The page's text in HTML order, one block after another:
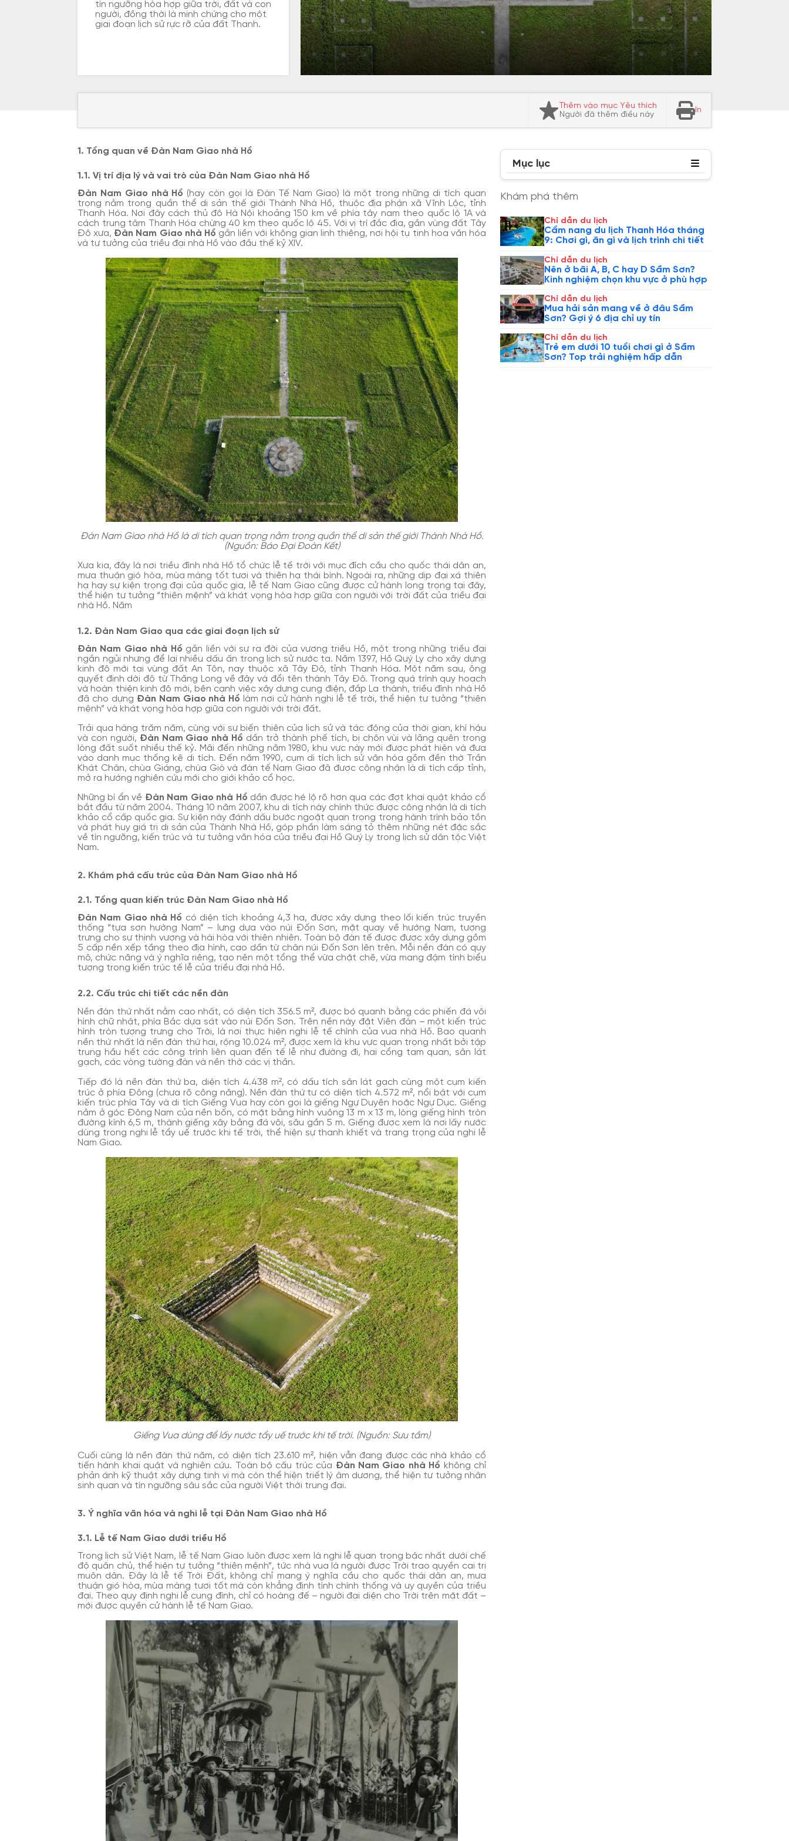
tín ngưỡng hòa hợp giữa trời, đất và con
người, đồng thời là minh chứng cho một
giai đoạn lịch sử rực rỡ của đất Thanh.
Thêm vào mục Yêu thích
Người đã thêm điều này
In
1. Tổng quan về Đàn Nam Giao nhà Hồ
1.1. Vị trí địa lý và vai trò của Đàn Nam Giao nhà Hồ
Đàn Nam Giao nhà Hồ (hay còn gọi là Đàn Tế Nam Giao) là một trong những di tích quan
trọng nằm trong quần thể di sản thế giới Thành Nhà Hồ, thuộc địa phận xã Vĩnh Lộc, tỉnh
Thanh Hóa. Nơi đây cách thủ đô Hà Nội khoảng 150 km về phía tây nam theo quốc lộ 1A và
cách trung tâm Thanh Hóa chừng 40 km theo quốc lộ 45. Với vị trí đắc địa, gần vùng đất Tây
Đô xưa, Đàn Nam Giao nhà Hồ gắn liền với không gian linh thiêng, nơi hội tụ tinh hoa văn hóa
và tư tưởng của triều đại nhà Hồ vào đầu thế kỷ XIV.
Đàn Nam Giao nhà Hồ là di tích quan trọng nằm trong quần thể di sản thế giới Thành Nhà Hồ.
(Nguồn: Báo Đại Đoàn Kết)
Xưa kia, đây là nơi triều đình nhà Hồ tổ chức lễ tế trời với mục đích cầu cho quốc thái dân an,
mưa thuận gió hòa, mùa màng tốt tươi và thiên hạ thái bình. Ngoài ra, những dịp đại xá thiên
hạ hay sự kiện trọng đại của quốc gia, lễ tế Nam Giao cũng được cử hành long trọng tại đây,
thể hiện tư tưởng “thiên mệnh” và khát vọng hòa hợp giữa con người với trời đất của triều đại
nhà Hồ. Năm
1.2. Đàn Nam Giao qua các giai đoạn lịch sử
Đàn Nam Giao nhà Hồ gắn liền với sự ra đời của vương triều Hồ, một trong những triều đại
ngắn ngủi nhưng để lại nhiều dấu ấn trong lịch sử nước ta. Năm 1397, Hồ Quý Ly cho xây dựng
kinh đô mới tại vùng đất An Tôn, nay thuộc xã Tây Đô, tỉnh Thanh Hóa. Một năm sau, ông
quyết định dời đô từ Thăng Long về đây và đổi tên thành Tây Đô. Trong quá trình quy hoạch
và hoàn thiện kinh đô mới, bên cạnh việc xây dựng cung điện, đắp La thành, triều đình nhà Hồ
đã cho dựng Đàn Nam Giao nhà Hồ làm nơi cử hành nghi lễ tế trời, thể hiện tư tưởng “thiên
mệnh” và khát vọng hòa hợp giữa con người với trời đất.
Trải qua hàng trăm năm, cùng với sự biến thiên của lịch sử và tác động của thời gian, khí hậu
và con người, Đàn Nam Giao nhà Hồ dần trở thành phế tích, bị chôn vùi và lãng quên trong
lòng đất suốt nhiều thế kỷ. Mãi đến những năm 1980, khu vực này mới được phát hiện và đưa
vào danh mục thống kê di tích. Đến năm 1990, cụm di tích lịch sử văn hóa gồm đền thờ Trần
Khát Chân, chùa Giáng, chùa Giò và đàn tế Nam Giao đã được công nhận là di tích cấp tỉnh,
mở ra hướng nghiên cứu mới cho giới khảo cổ học.
Những bí ẩn về Đàn Nam Giao nhà Hồ dần được hé lộ rõ hơn qua các đợt khai quật khảo cổ
bắt đầu từ năm 2004. Tháng 10 năm 2007, khu di tích này chính thức được công nhận là di tích
khảo cổ cấp quốc gia. Sự kiện này đánh dấu bước ngoặt quan trọng trong hành trình bảo tồn
và phát huy giá trị di sản của Thành Nhà Hồ, góp phần làm sáng tỏ thêm những nét đặc sắc
về tín ngưỡng, kiến trúc và tư tưởng văn hóa của triều đại Hồ Quý Ly trong lịch sử dân tộc Việt
Nam.
2. Khám phá cấu trúc của Đàn Nam Giao nhà Hồ
2.1. Tổng quan kiến trúc Đàn Nam Giao nhà Hồ
Đàn Nam Giao nhà Hồ có diện tích khoảng 4,3 ha, được xây dựng theo lối kiến trúc truyền
thống “tựa sơn hướng Nam” – lưng dựa vào núi Đốn Sơn, mặt quay về hướng Nam, tượng
trưng cho sự thịnh vượng và hài hòa với thiên nhiên. Toàn bộ đàn tế được được xây dựng gồm
5 cấp nền xếp tầng theo địa hình, cao dần từ chân núi Đốn Sơn lên trên. Mỗi nền đàn có quy
mô, chức năng và ý nghĩa riêng, tạo nên một tổng thể vừa chặt chẽ, vừa mang đậm tính biểu
tượng trong kiến trúc tế lễ của triều đại nhà Hồ.
2.2. Cấu trúc chi tiết các nền đàn
Nền đàn thứ nhất nằm cao nhất, có diện tích 356.5 m², được bó quanh bằng các phiến đá vôi
hình chữ nhật, phía Bắc dựa sát vào núi Đốn Sơn. Trên nền này đặt Viên đàn – một kiến trúc
hình tròn tượng trưng cho Trời, là nơi thực hiện nghi lễ tế chính của vua nhà Hồ. Bao quanh
nền thứ nhất là nền đàn thứ hai, rộng 10.024 m², được xem là khu vực quan trọng nhất bởi tập
trung hầu hết các công trình liên quan đến tế lễ như đường đi, hai cổng tam quan, sân lát
gạch, các vòng tường đàn và nền thờ các vị thần.
Tiếp đó là nền đàn thứ ba, diện tích 4.438 m², có dấu tích sân lát gạch cùng một cụm kiến
trúc ở phía Đông (chưa rõ công năng). Nền đàn thứ tư có diện tích 4.572 m², nổi bật với cụm
kiến trúc phía Tây và di tích Giếng Vua hay còn gọi là giếng Ngự Duyên hoặc Ngự Dục. Giếng
nằm ở góc Đông Nam của nền bốn, có mặt bằng hình vuông 13 m x 13 m, lòng giếng hình tròn
đường kính 6,5 m, thành giếng xây bằng đá vôi, sâu gần 5 m. Giếng được xem là nơi lấy nước
dùng trong nghi lễ tẩy uế trước khi tế trời, thể hiện sự thanh khiết và trang trọng của nghi lễ
Nam Giao.
Giếng Vua dùng để lấy nước tẩy uế trước khi tế trời. (Nguồn: Sưu tầm)
Cuối cùng là nền đàn thứ năm, có diện tích 23.610 m², hiện vẫn đang được các nhà khảo cổ
tiến hành khai quật và nghiên cứu. Toàn bộ cấu trúc của Đàn Nam Giao nhà Hồ không chỉ
phản ánh kỹ thuật xây dựng tinh vi mà còn thể hiện triết lý âm dương, thể hiện tư tưởng nhân
sinh quan và tín ngưỡng sâu sắc của người Việt thời trung đại.
3. Ý nghĩa văn hóa và nghi lễ tại Đàn Nam Giao nhà Hồ
3.1. Lễ tế Nam Giao dưới triều Hồ
Trong lịch sử Việt Nam, lễ tế Nam Giao luôn được xem là nghi lễ quan trọng bậc nhất dưới chế
độ quân chủ, thể hiện tư tưởng “thiên mệnh”, tức nhà vua là người được Trời trao quyền cai trị
muôn dân. Đây là lễ tế Trời Đất, không chỉ mang ý nghĩa cầu cho quốc thái dân an, mưa
thuận gió hòa, mùa màng tươi tốt mà còn khẳng định tính chính thống và uy quyền của triều
đại. Theo quy định nghi lễ cung đình, chỉ có hoàng đế – người đại diện cho Trời trên mặt đất –
mới được quyền cử hành lễ tế Nam Giao.
Mục lục
Khám phá thêm
Chỉ dẫn du lịch
Cẩm nang du lịch Thanh Hóa tháng
9: Chơi gì, ăn gì và lịch trình chi tiết
Chỉ dẫn du lịch
Nên ở bãi A, B, C hay D Sầm Sơn?
Kinh nghiệm chọn khu vực ở phù hợp
Chỉ dẫn du lịch
Mua hải sản mang về ở đâu Sầm
Sơn? Gợi ý 6 địa chỉ uy tín
Chỉ dẫn du lịch
Trẻ em dưới 10 tuổi chơi gì ở Sầm
Sơn? Top trải nghiệm hấp dẫn